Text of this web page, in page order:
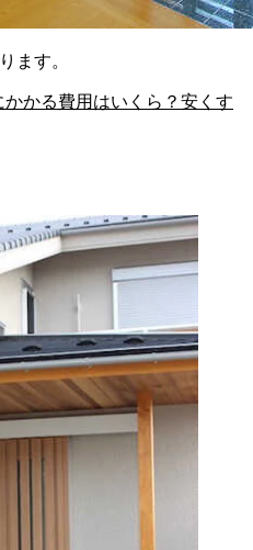
ます。
かる費用はいくら？安くす